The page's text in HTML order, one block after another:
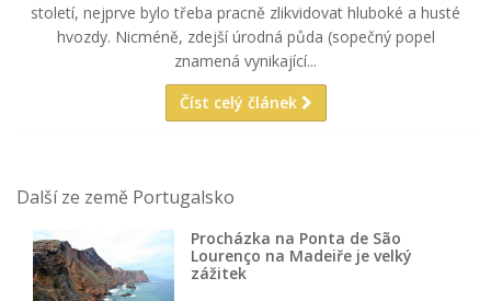
století, nejprve bylo třeba pracně zlikvidovat hluboké a husté
hvozdy. Nicméně, zdejší úrodná půda (sopečný popel
znamená vynikající...
Číst celý článek
Další ze země Portugalsko
Procházka na Ponta de São
Lourenço na Madeiře je velký
zážitek